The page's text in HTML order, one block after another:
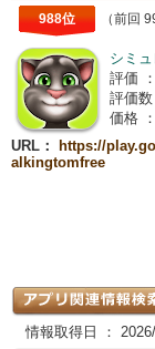
988位 （前回
シミ
評価 ：
評価数
価格 ：
URL：
https://
alkingtomfree
情報取得日 ：